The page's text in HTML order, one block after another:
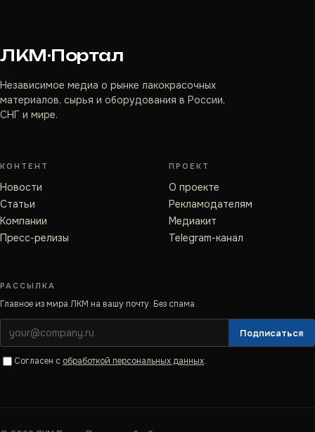
ЛКМ·Портал
Независимое медиа о рынке лакокрасочных
материалов, сырья и оборудования в России,
СНГ и мире.
КОНТЕНТ
Новости
Статьи
Компании
Пресс-релизы
ПРОЕКТ
О проекте
Рекламодателям
Медиакит
Telegram-канал
РАССЫЛКА
Главное из мира ЛКМ на вашу почту. Без спама.
Подписаться
Согласен с обработкой персональных данных.